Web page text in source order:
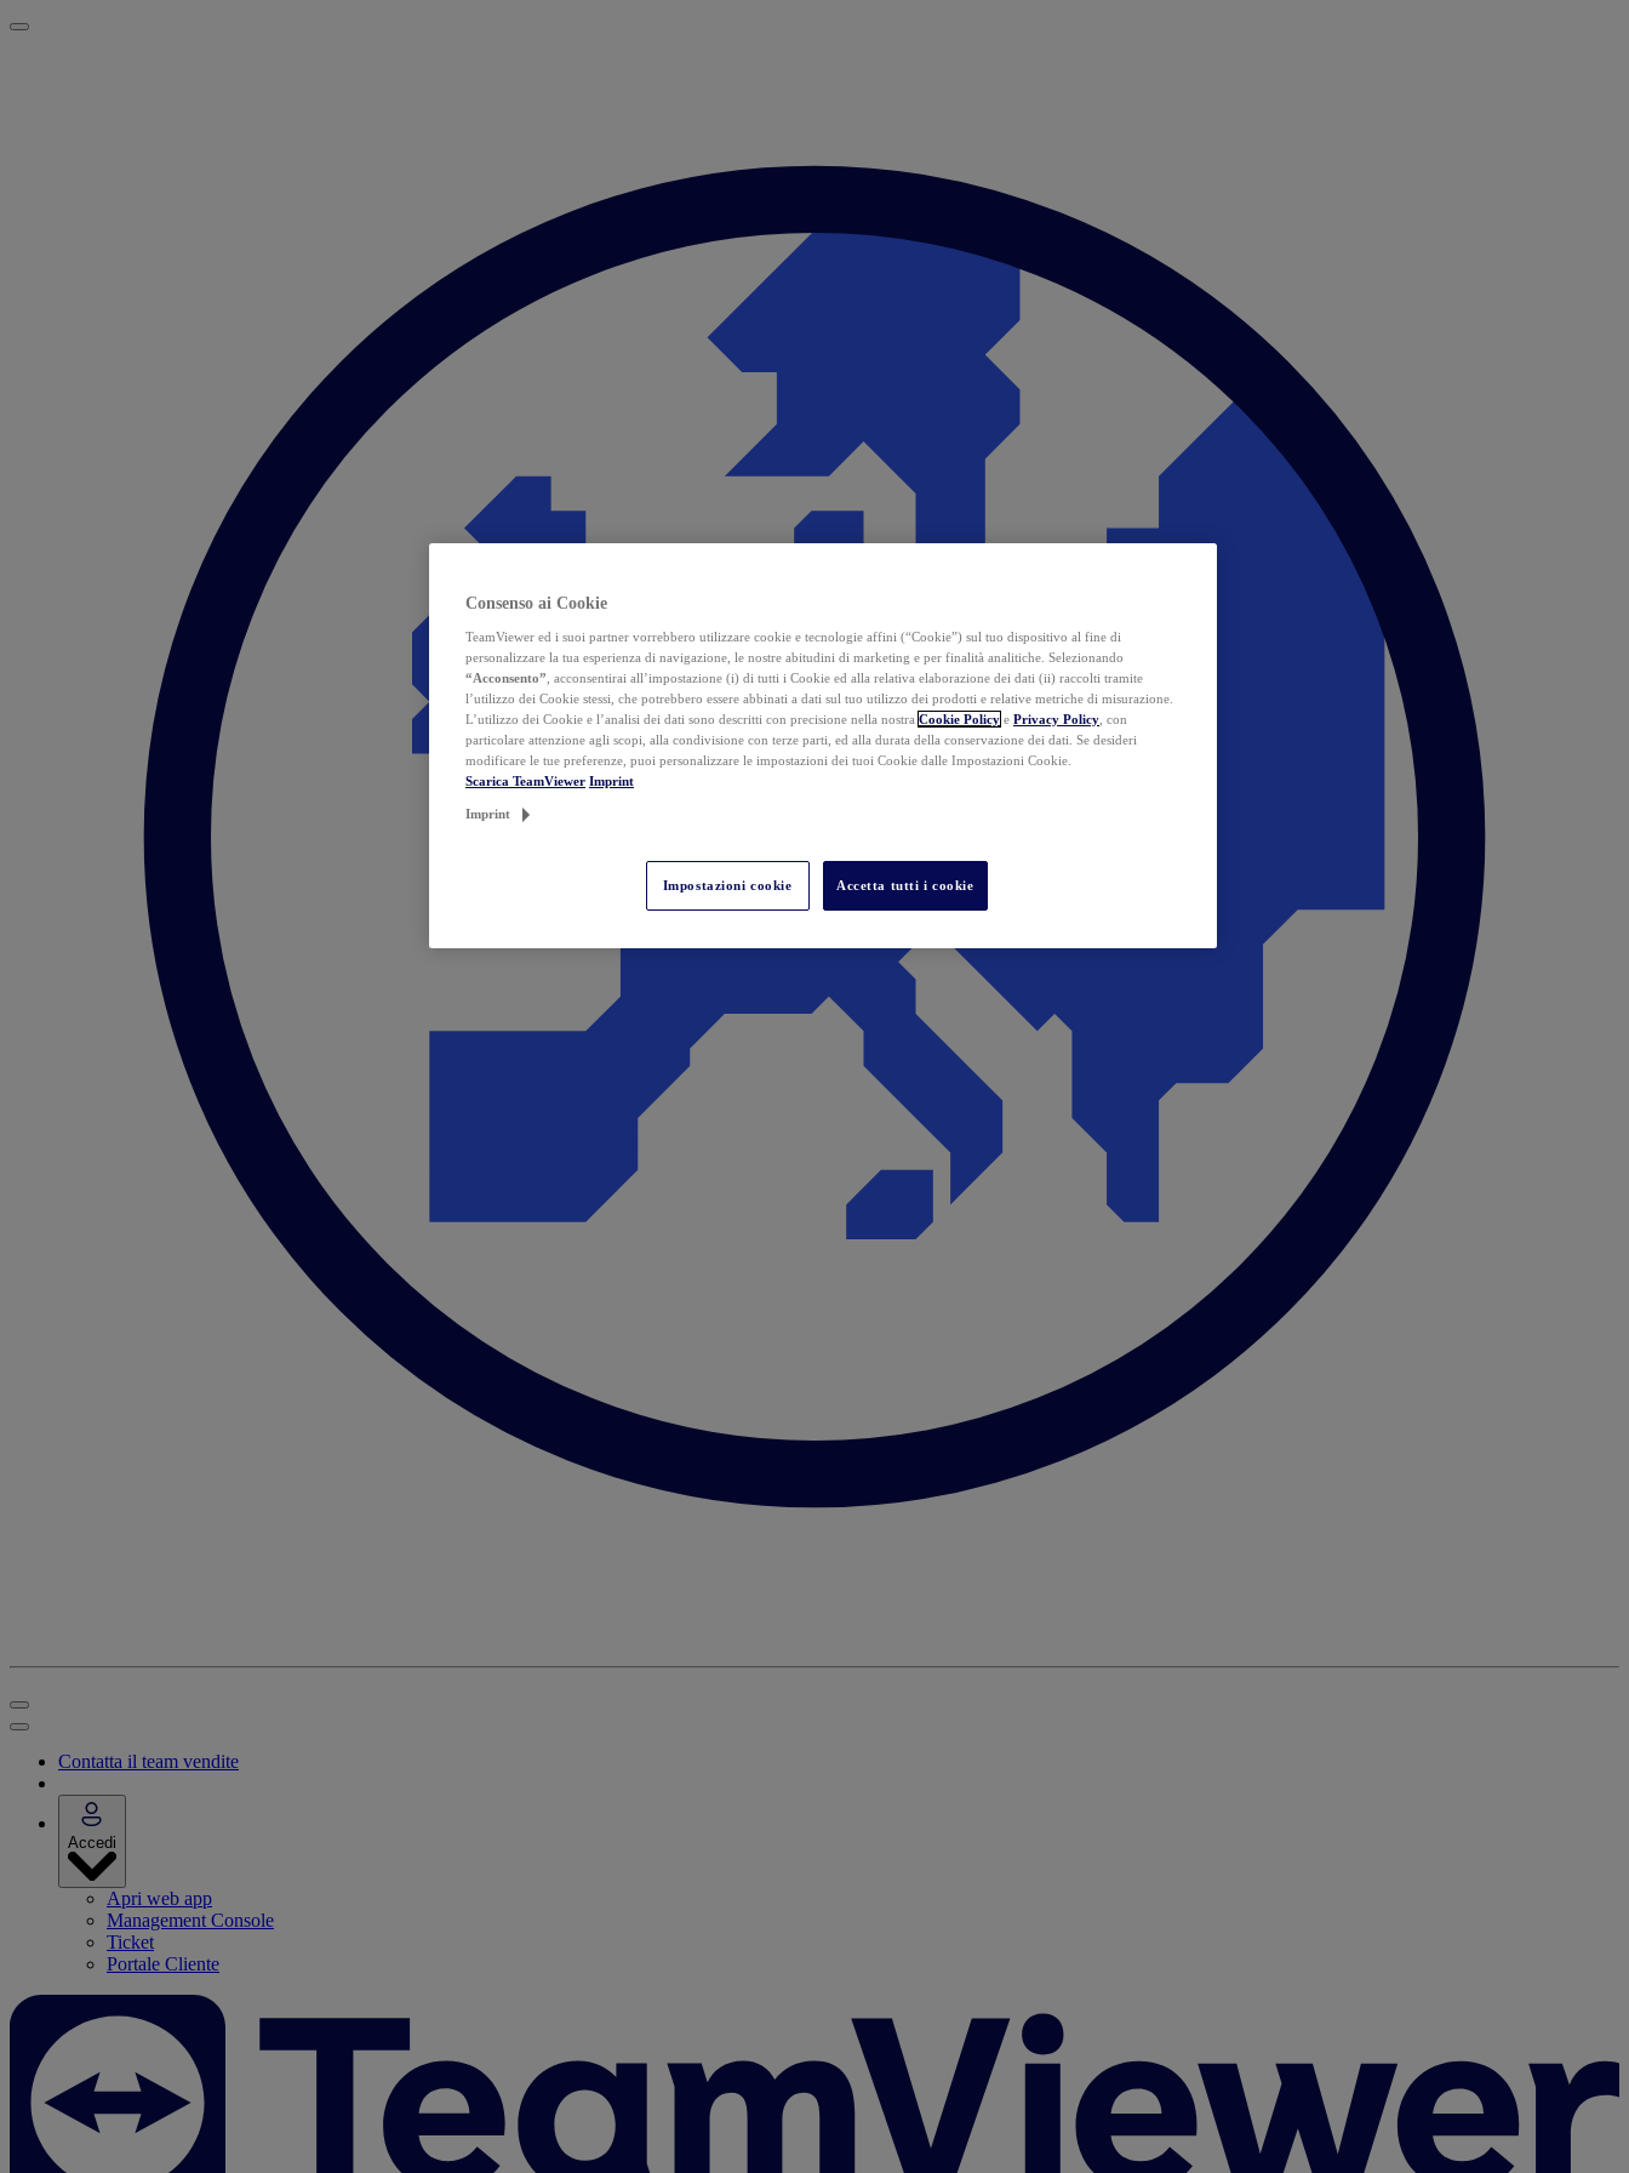
Contatta il team vendite
Accedi
Apri web app
Management Console
Ticket
Portale Cliente
Consenso ai Cookie
TeamViewer ed i suoi partner vorrebbero utilizzare cookie e tecnologie affini (“Cookie”) sul tuo dispositivo al fine di
personalizzare la tua esperienza di navigazione, le nostre abitudini di marketing e per finalità analitiche. Selezionando
“Acconsento” , acconsentirai all’impostazione (i) di tutti i Cookie ed alla relativa elaborazione dei dati (ii) raccolti tramite
l’utilizzo dei Cookie stessi, che potrebbero essere abbinati a dati sul tuo utilizzo dei prodotti e relative metriche di misurazione.
L’utilizzo dei Cookie e l’analisi dei dati sono descritti con precisione nella nostra Cookie Policy e Privacy Policy , con
particolare attenzione agli scopi, alla condivisione con terze parti, ed alla durata della conservazione dei dati. Se desideri
modificare le tue preferenze, puoi personalizzare le impostazioni dei tuoi Cookie dalle Impostazioni Cookie.
Scarica TeamViewer Imprint
Imprint
Impostazioni cookie Accetta tutti i cookie